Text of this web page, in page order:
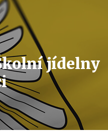
jídelny